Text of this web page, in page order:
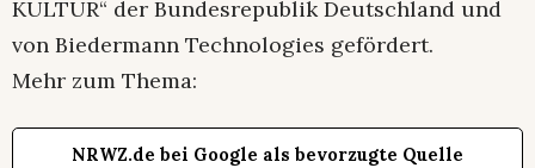
KULTUR“ der Bundesrepublik Deutschland und
von Biedermann Technologies gefördert.
Mehr zum Thema:
NRWZ.de bei Google als bevorzugte Quelle